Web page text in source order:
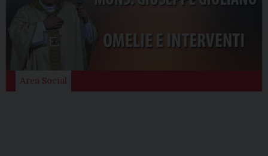
Area Social